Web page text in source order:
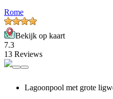
Rome
Bekijk op kaart
7.3
13 Reviews
Lagoonpool met grote